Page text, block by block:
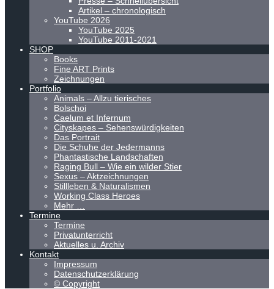
Artikel – chronologisch
YouTube 2026
YouTube 2025
YouTube 2011-2021
SHOP
Books
Fine ART Prints
Zeichnungen
Portfolio
Animals – Allzu tierisches
Bolschoi
Caelum et Infernum
Cityskapes – Sehenswürdigkeiten
Das Portrait
Die Schuhe der Jedermanns
Phantastische Landschaften
Raging Bull – Wie ein wilder Stier
Sexus – Aktzeichnungen
Stillleben & Naturalismen
Working Class Heroes
Mehr …
Termine
Termine
Privatunterricht
Aktuelles u. Archiv
Kontakt
Impressum
Datenschutzerklärung
© Copyright